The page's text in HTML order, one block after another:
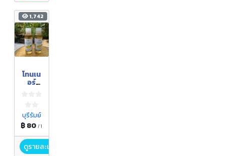
1,742
โทนเน
อร์
บุรีรัมย์
฿ 80/ 1
ดูรายละเอียด